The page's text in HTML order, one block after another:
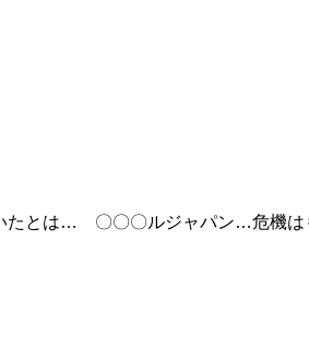
たとは… 〇〇〇ルジャパン…危機は